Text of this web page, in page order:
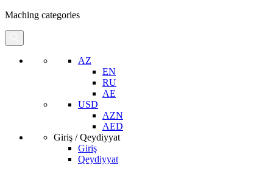
Maching categories
AZ
EN
RU
AE
USD
AZN
AED
Giriş / Qeydiyyat
Giriş
Qeydiyyat